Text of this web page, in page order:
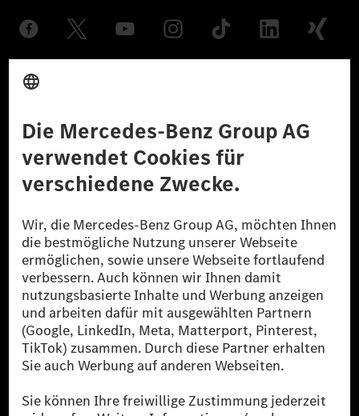
© 2026 Mercedes-Benz Group AG. Alle Rechte vorbehalten.
reduzierte CO₂-Emissionen bei der Mercedes-Benz Group durch
zertifizierte Ausgleichsprojekte kompensiert werden.
[2] Renewable Charging ist ein integraler Bestandteil von MB.CHARGE
Public in Europa, den USA, Kanada und China. Sofern an der jeweiligen
Ladestation noch kein Strom aus erneuerbaren Energien vorliegt,
verwendet Renewable Charging Grünstromzertifikate*. Diese stellen
sicher, dass für Ladevorgänge über MB.CHARGE Public eine äquivalente
Strommenge aus erneuerbaren Energien ins Stromnetz eingespeist wird.
Sie stammen ausschließlich aus Wind- und Solarkraftanlagen, die jünger
als sechs Jahre sind.
* Inkl. EKOenergy Ökolabel
* Die angegebenen Werte wurden nach dem vorgeschriebenen
Messverfahren WLTP (Worldwide harmonised Light vehicles Test